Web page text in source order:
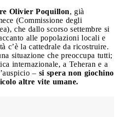
Olivier Poquillon, già
(Commissione degli
che dallo scorso settembre si
alle popolazioni locali e
c’è la cattedrale da ricostruire.
situazione che preoccupa tutti;
internazionale, a Teheran e a
– si spera non giochino
altre vite umane.